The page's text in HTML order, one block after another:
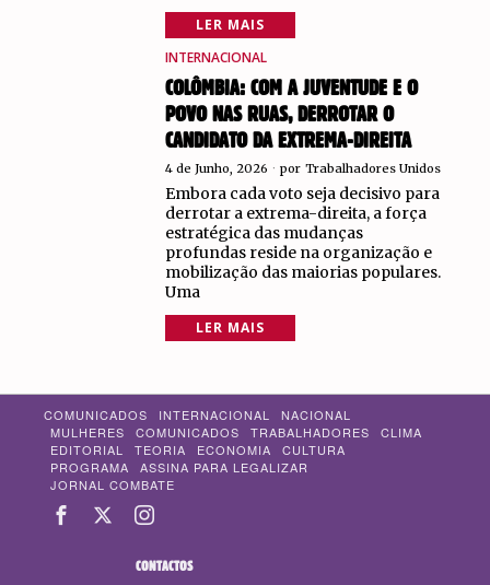
LER MAIS
INTERNACIONAL
COLÔMBIA: COM A JUVENTUDE E O
POVO NAS RUAS, DERROTAR O
CANDIDATO DA EXTREMA-DIREITA
4 de Junho, 2026 por Trabalhadores Unidos
Embora cada voto seja decisivo para
derrotar a extrema-direita, a força
estratégica das mudanças
profundas reside na organização e
mobilização das maiorias populares.
Uma
LER MAIS
COMUNICADOS INTERNACIONAL
NACIONAL
MULHERES
COMUNICADOS TRABALHADORES
CLIMA
EDITORIAL
TEORIA ECONOMIA
CULTURA
PROGRAMA
ASSINA PARA LEGALIZAR
JORNAL COMBATE
CONTACTOS